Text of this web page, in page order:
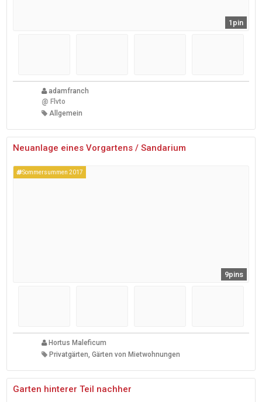
1pin
adamfranch
@ Flvto
Allgemein
Neuanlage eines Vorgartens / Sandarium
Sommersummen 2017
9pins
Hortus Maleficum
Privatgärten, Gärten von Mietwohnungen
Garten hinterer Teil nachher